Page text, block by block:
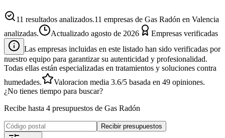
11 resultados analizados.11 empresas de Gas Radón en Valencia
analizadas.
Actualizado agosto de 2026
Empresas verificadas
Las empresas incluidas en este listado han sido verificadas por
nuestro equipo para garantizar su autenticidad y profesionalidad.
Todas ellas están especializadas en tratamientos y soluciones contra
humedades.
Valoracion media 3.6/5 basada en 49 opiniones.
¿No tienes tiempo para buscar?
Recibe hasta 4 presupuestos de Gas Radón
Recibir presupuestos